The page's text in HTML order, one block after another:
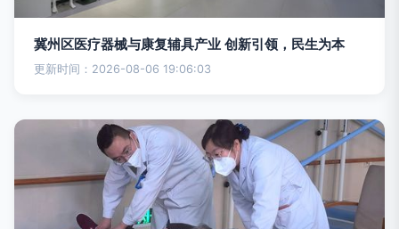
冀州区医疗器械与康复辅具产业 创新引领，民生为本
更新时间：2026-08-06 19:06:03